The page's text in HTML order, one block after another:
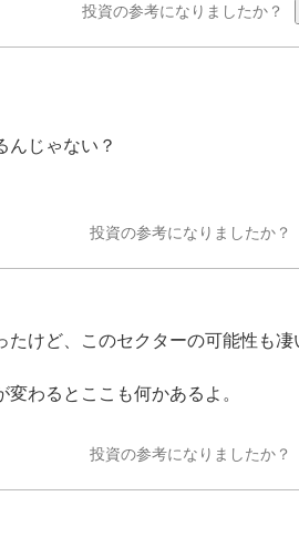
投資の参考になりましたか？
んじゃない？
投資の参考になりましたか？
たけど、このセクターの可能性も凄
わるとここも何かあるよ。
投資の参考になりましたか？